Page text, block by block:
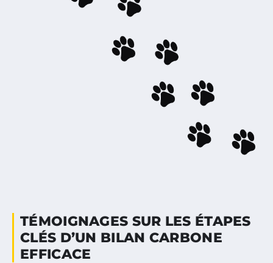
TÉMOIGNAGES SUR LES ÉTAPES
CLÉS D’UN BILAN CARBONE
EFFICACE